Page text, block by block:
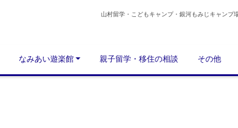
山村留学・こどもキャンプ・銀河もみじキャンプ
なみあい遊楽館 親子留学・移住の相談 その他